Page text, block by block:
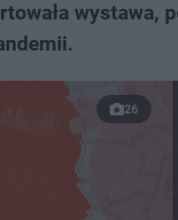
wystawa,
26